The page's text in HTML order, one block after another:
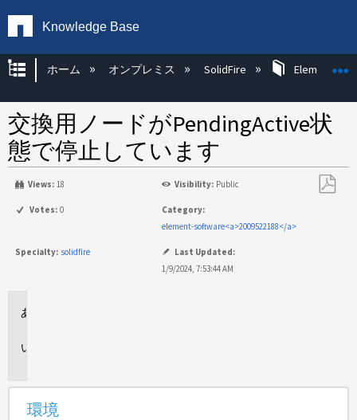
Knowledge Base
グローバル階層を展開/折りたたむ
ホーム オンプレミス SolidFire Element OS
交換用ノードがPendingActive状
態で停止しています
Views: 18 Visibility: Public
Votes: 0
Category:
element-software<a>2009522188</a>
Specialty: solidfire
Last Updated:
1/9/2024, 7:53:44 AM
環境